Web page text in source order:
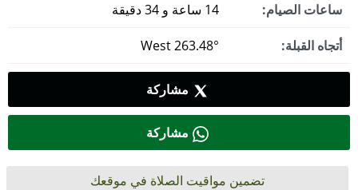
ساعات الصيام:
أتجاه القبلة:
مشاركة
مشاركة
تضمين مواقيت الصلاة في موقعك